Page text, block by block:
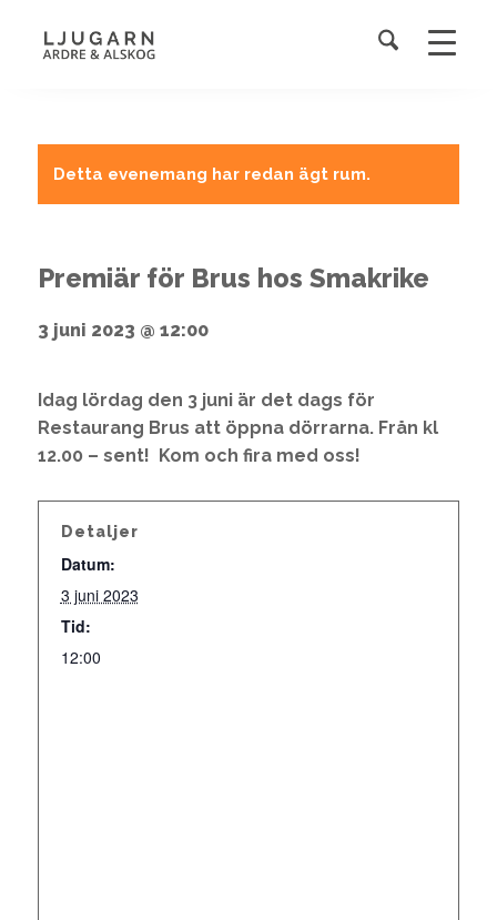
Detta evenemang har redan ägt rum.
Premiär för Brus hos Smakrike
3 juni 2023 @ 12:00
Idag lördag den 3 juni är det dags för
Restaurang Brus att öppna dörrarna. Från kl
12.00 – sent! Kom och fira med oss!
Detaljer
Datum:
3 juni 2023
Tid:
12:00